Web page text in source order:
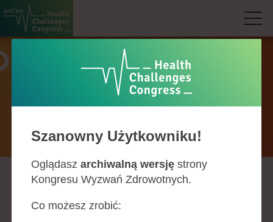
Prelegenci
B C D F G H J K L Ł
Szanowny Użytkowniku!
Oglądasz archiwalną wersję strony
Kongresu Wyzwań Zdrowotnych.
Co możesz zrobić: